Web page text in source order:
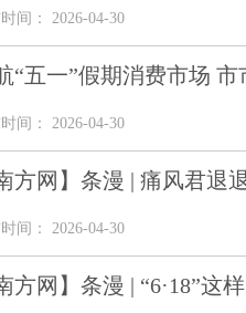
间： 2026-04-30
“五一”假期消费市场
间： 2026-04-30
方网】条漫 | 痛风君退
间： 2026-04-30
方网】条漫 | “6·18”这